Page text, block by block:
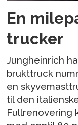
En
trucker
Jungheinrich
brukttruck
en
til den
Fullrenovering